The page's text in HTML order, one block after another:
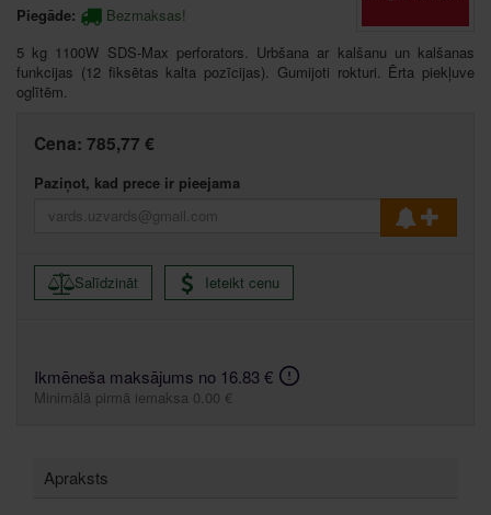
Piegāde:
Bezmaksas!
5 kg 1100W SDS-Max perforators. Urbšana ar kalšanu un kalšanas
funkcijas (12 fiksētas kalta pozīcijas). Gumijoti rokturi. Ērta piekļuve
oglītēm.
Cena: 785,77 €
Paziņot, kad prece ir pieejama
Salīdzināt Ieteikt cenu
Ikmēneša maksājums no 16.83 €
Minimālā pirmā iemaksa 0.00 €
Apraksts